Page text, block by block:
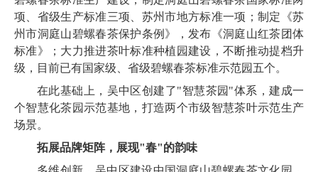
项、省级生产标准三项、苏州市地方标准一项；制定《苏
州市洞庭山碧螺春茶保护条例》，发布《洞庭山红茶团体
标准》；大力推进茶叶标准种植园建设，不断推动提档升
级，目前已有国家级、省级碧螺春茶标准示范园五个。
在此基础上，吴中区创建了"智慧茶园"体系，建成一
个智慧化茶园示范基地，打造两个市级智慧茶叶示范生产
场景。
拓展品牌矩阵，展现"春"的韵味